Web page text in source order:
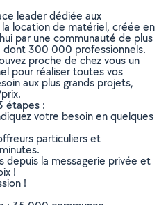
leader dédiée aux
location de matériel, créée en
par une communauté de plus
dont 300 000 professionnels.
proche de chez vous un
pour réaliser toutes vos
aux plus grands projets,
étapes :
votre besoin en quelques
particuliers et
depuis la messagerie privée et
!
!